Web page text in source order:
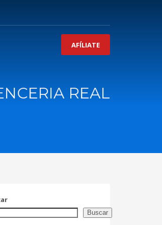
AFÍLIATE
REAL
Buscar